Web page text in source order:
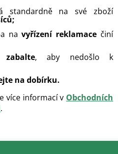
standardně na své zboží
navyřízení reklamace činí
, aby nedošlo k
na dobírku.
více informací v Obchodních
.